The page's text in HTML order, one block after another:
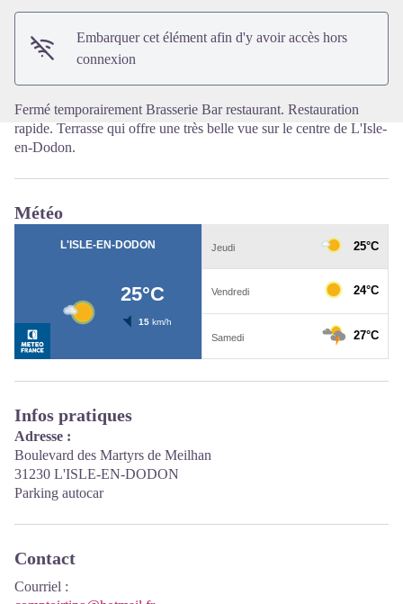
Embarquer cet élément afin d'y avoir accès hors
connexion
Fermé temporairement Brasserie Bar restaurant. Restauration
rapide. Terrasse qui offre une très belle vue sur le centre de L'Isle-
en-Dodon.
Météo
Infos pratiques
Adresse :
Boulevard des Martyrs de Meilhan
31230 L'ISLE-EN-DODON
Parking autocar
Contact
Courriel :